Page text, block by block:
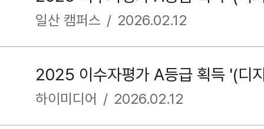
일산 캠퍼스 / 2026.02.12
하이미디어 / 2026.02.12